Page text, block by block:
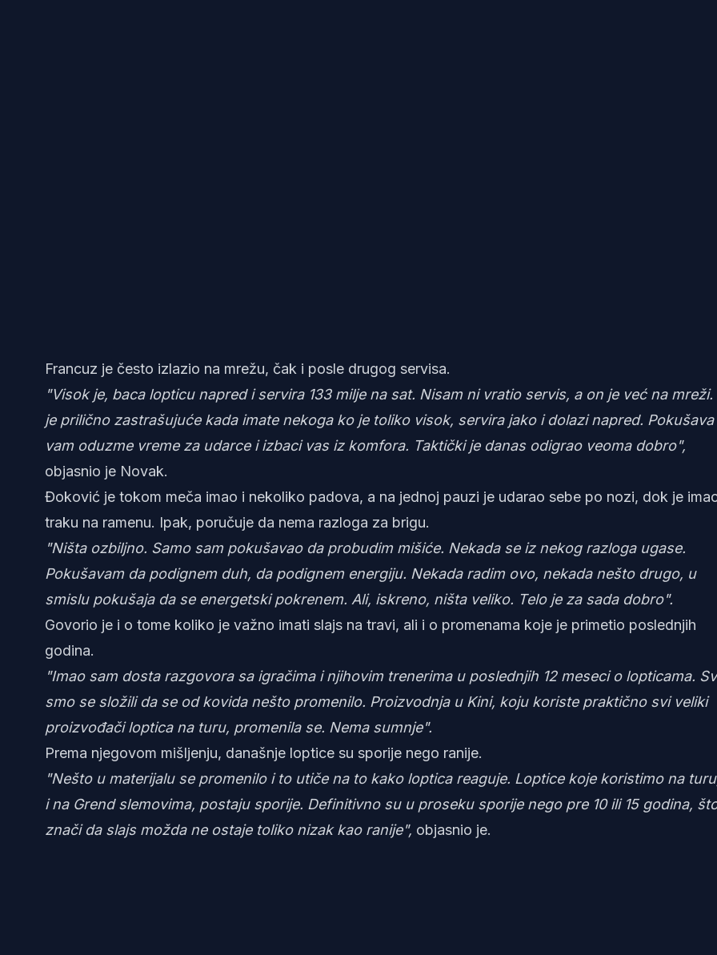
Francuz je često izlazio na mrežu, čak i posle drugog servisa.
"Visok je, baca lopticu napred i servira 133 milje na sat. Nisam ni vratio servis, a on je već na mreži.
je prilično zastrašujuće kada imate nekoga ko je toliko visok, servira jako i dolazi napred. Pokušava
vam oduzme vreme za udarce i izbaci vas iz komfora. Taktički je danas odigrao veoma dobro",
objasnio je Novak.
Đoković je tokom meča imao i nekoliko padova, a na jednoj pauzi je udarao sebe po nozi, dok je
traku na ramenu. Ipak, poručuje da nema razloga za brigu.
"Ništa ozbiljno. Samo sam pokušavao da probudim mišiće. Nekada se iz nekog razloga ugase.
Pokušavam da podignem duh, da podignem energiju. Nekada radim ovo, nekada nešto drugo, u
smislu pokušaja da se energetski pokrenem. Ali, iskreno, ništa veliko. Telo je za sada dobro".
Govorio je i o tome koliko je važno imati slajs na travi, ali i o promenama koje je primetio poslednjih
godina.
"Imao sam dosta razgovora sa igračima i njihovim trenerima u poslednjih 12 meseci o lopticama.
smo se složili da se od kovida nešto promenilo. Proizvodnja u Kini, koju koriste praktično svi veliki
proizvođači loptica na turu, promenila se. Nema sumnje".
Prema njegovom mišljenju, današnje loptice su sporije nego ranije.
"Nešto u materijalu se promenilo i to utiče na to kako loptica reaguje. Loptice koje koristimo na
i na Grend slemovima, postaju sporije. Definitivno su u proseku sporije nego pre 10 ili 15 godina,
znači da slajs možda ne ostaje toliko nizak kao ranije", objasnio je.